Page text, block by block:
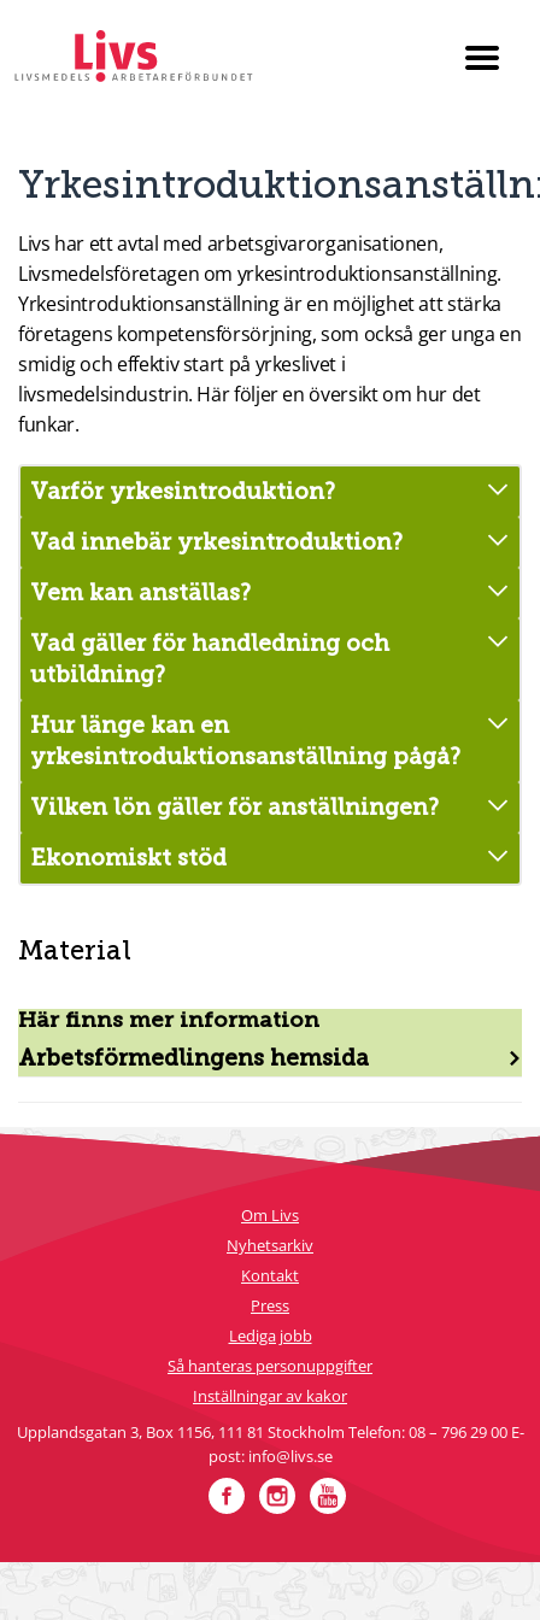
Livs har ett avtal med arbetsgivarorganisationen,
Livsmedelsföretagen om yrkesintroduktionsanställning.
Yrkesintroduktionsanställning är en möjlighet att stärka
företagens kompetensförsörjning, som också ger unga en
smidig och effektiv start på yrkeslivet i
livsmedelsindustrin. Här följer en översikt om hur det
funkar.
Varför yrkesintroduktion?
Vad innebär yrkesintroduktion?
Vem kan anställas?
Vad gäller för handledning och
utbildning?
Hur länge kan en
yrkesintroduktionsanställning pågå?
Vilken lön gäller för anställningen?
Ekonomiskt stöd
Material
Här finns mer information
Arbetsförmedlingens hemsida
Om Livs
Nyhetsarkiv
Kontakt
Press
Lediga jobb
Så hanteras personuppgifter
Inställningar av kakor
Upplandsgatan 3, Box 1156, 111 81 Stockholm Telefon: 08 – 796 29 00 E-
post: info@livs.se
FacebookInstagram